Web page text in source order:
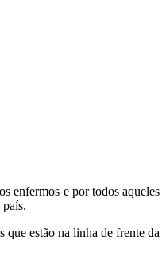
enfermos e por todos aqueles
que estão na linha de frente da